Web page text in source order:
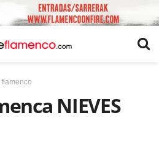
NIEVES